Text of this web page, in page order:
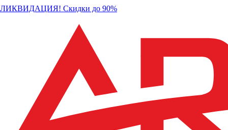
ЛИКВИДАЦИЯ! Скидки до 90%